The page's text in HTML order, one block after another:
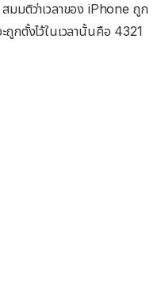
มมติว่าเวลาของ iPhone ถูก
กตั้งไว้ในเวลานั้นคือ 4321